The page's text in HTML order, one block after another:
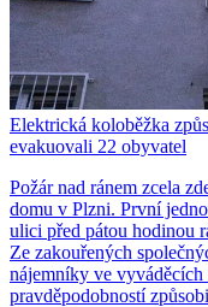
Elektrická koloběžka
evakuovali 22 obyvatel
Požár nad ránem zcela
domu v Plzni. První
ulici před pátou hodinou
Ze zakouřených
nájemníky ve vyváděcích
pravděpodobností